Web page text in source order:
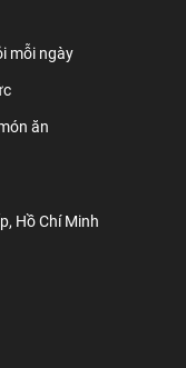
mỗi ngày
ăn
Hồ Chí Minh